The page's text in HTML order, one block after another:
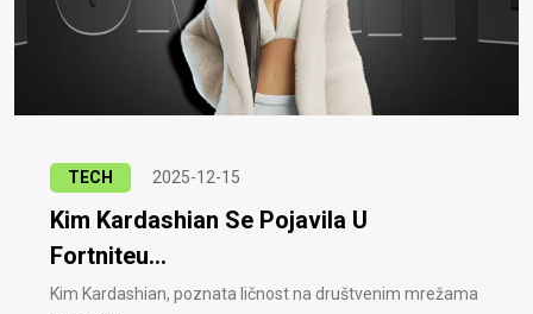
TECH 2025-12-15
Kim Kardashian Se Pojavila U
Fortniteu...
Kim Kardashian, poznata ličnost na društvenim mrežama